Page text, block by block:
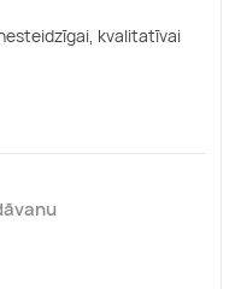
kvalitatīvai